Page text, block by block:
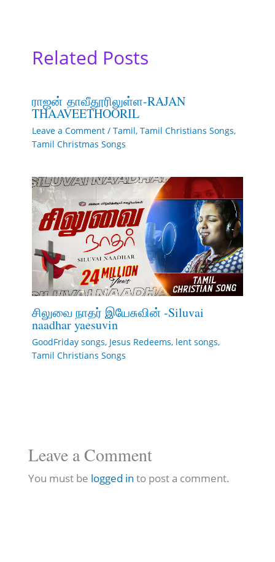
Related Posts
ராஜன் தாவீதூரிலுள்ள-RAJAN
THAAVEETHOORIL
Leave a Comment / Tamil, Tamil Christians Songs,
Tamil Christmas Songs
சிலுவை நாதர் இயேசுவின் -Siluvai
naadhar yaesuvin
GoodFriday songs, Jesus Redeems, lent songs,
Tamil Christians Songs
Leave a Comment
You must be logged in to post a comment.